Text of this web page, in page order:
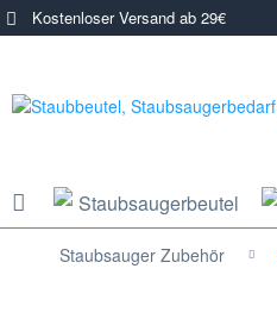
Kostenloser Versand ab 29€
Staubsaugerbeutel
Staubsauger Zubehör